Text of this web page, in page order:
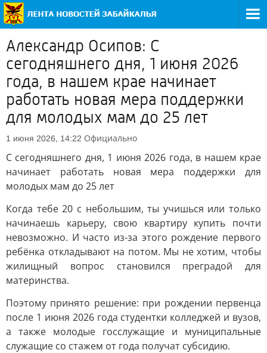
Александр Осипов: С
сегодняшнего дня, 1 июня 2026
года, в нашем крае начинает
работать новая мера поддержки
для молодых мам до 25 лет
1 июня 2026, 14:22 Официально
С сегодняшнего дня, 1 июня 2026 года, в нашем крае
начинает работать новая мера поддержки для
молодых мам до 25 лет
Когда тебе 20 с небольшим, ты учишься или только
начинаешь карьеру, свою квартиру купить почти
невозможно. И часто из-за этого рождение первого
ребёнка откладывают на потом. Мы не хотим, чтобы
жилищный вопрос становился преградой для
материнства.
Поэтому принято решение: при рождении первенца
после 1 июня 2026 года студентки колледжей и вузов,
а также молодые госслужащие и муниципальные
служащие со стажем от года получат субсидию.